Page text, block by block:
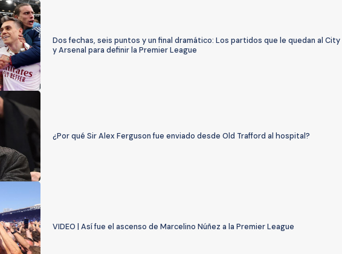
Dos fechas, seis puntos y un final dramático: Los partidos que le quedan al City
y Arsenal para definir la Premier League
¿Por qué Sir Alex Ferguson fue enviado desde Old Trafford al hospital?
VIDEO | Así fue el ascenso de Marcelino Núñez a la Premier League